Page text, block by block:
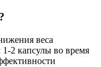
веса
2 капсулы во время